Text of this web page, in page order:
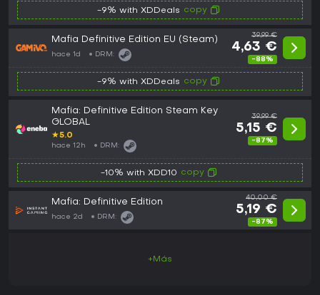
-9% with XDDeals copy
Mafia Definitive Edition EU (Steam)
hace 1d DRM:
39,99 €
4,63 €
-88%
-9% with XDDeals copy
Mafia: Definitive Edition Steam Key
GLOBAL
★5.0
hace 12h DRM:
39,99 €
5,15 €
-87%
-10% with XDD10 copy
Mafia: Definitive Edition
hace 2d DRM:
40,00 €
5,19 €
-87%
+Más